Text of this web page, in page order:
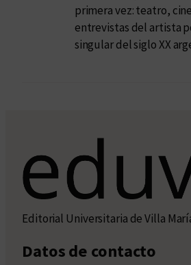
primera vez: teatro,
entrevistas del artista
singular del siglo XX
Editorial Universitaria de Villa
Datos de contacto